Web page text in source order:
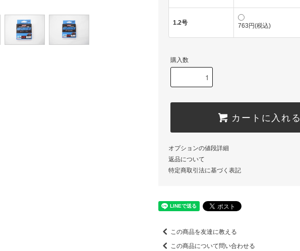
1.2号 763円(税込)
購入数
カートに入れる
オプションの値段詳細
返品について
特定商取引法に基づく表記
この商品を友達に教える
この商品について問い合わせる